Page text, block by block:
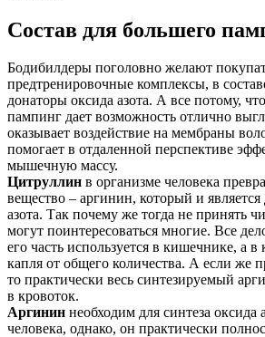
Состав для большего
Бодибилдеры поголовно желают
предтренировочные комплексы, в
донаторы оксида азота. А все потому,
пампинг дает возможность отлично
оказывает воздействие на мембраны
помогает в отдаленной перспективе
мышечную массу.
Цитруллин в организме человека
вещество – аргинин, который и
азота. Так почему же тогда не принять
могут поинтересоваться многие. Все
его часть используется в кишечнике, а
капля от общего количества. А если же
то практически весь синтезируемый
в кровоток.
Аргинин необходим для синтеза оксида
человека, однако, он практически